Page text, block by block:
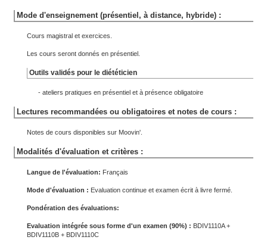
Mode d'enseignement (présentiel, à distance, hybride) :
Cours magistral et exercices.
Les cours seront donnés en présentiel.
Outils validés pour le diététicien
- ateliers pratiques en présentiel et à présence obligatoire
Lectures recommandées ou obligatoires et notes de cours :
Notes de cours disponibles sur Moovin'.
Modalités d'évaluation et critères :
Langue de l'évaluation: Français
Mode d'évaluation : Evaluation continue et examen écrit à livre fermé.
Pondération des évaluations:
Evaluation intégrée sous forme d'un examen (90%) : BDIV1110A +
BDIV1110B + BDIV1110C